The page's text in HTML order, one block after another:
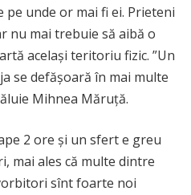
pe unde or mai fi ei. Prieteni
nu mai trebuie să aibă o
același teritoriu fizic. ”Un
se defășoară în mai multe
Mihnea Măruță.
2 ore și un sfert e greu
mai ales că multe dintre
sînt foarte noi